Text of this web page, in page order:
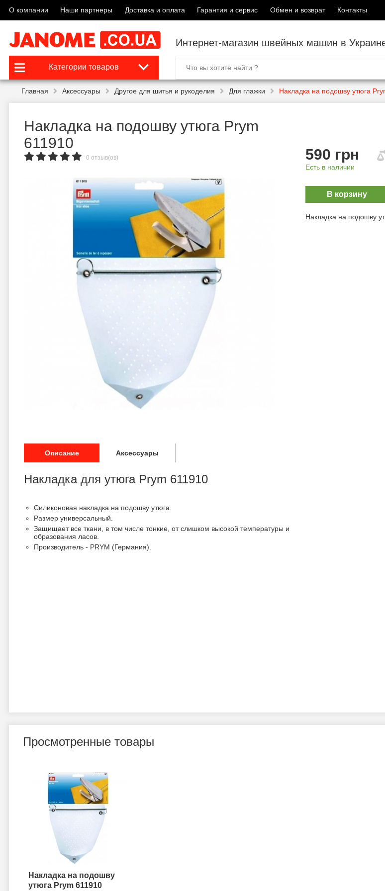
О компании Наши партнеры Доставка и оплата Гарантия и сервис Обмен и возврат Контакты
Интернет-магазин швейных машин в
Категории товаров
Главная Аксессуары Другое для шитья и рукоделия Для глажки Накладка на подошву утюга
Накладка на подошву утюга Prym
611910
0 отзыв(ов) 590 грн
Есть в наличии
В корзину
Накладка на подошву
Описание Аксессуары
Накладка для утюга Prym 611910
Силиконовая накладка на подошву утюга.
Размер универсальный.
Защищает все ткани, в том числе тонкие, от слишком высокой температуры и
образования ласов.
Производитель - PRYM (Германия).
Просмотренные товары
Накладка на подошву
утюга Prym 611910